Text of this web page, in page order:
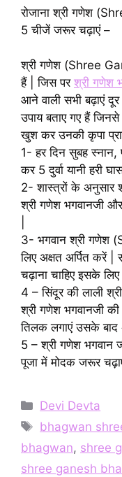
रोजाना श्री गणेश
5 चीजें जरूर चढ़ाएं –
श्री गणेश (Shree
हैं | जिस पर श्री गणेश
आने वाली सभी बढ़ाएं
उपाय बताए गए हैं
खुश कर उनकी कृपा
1- हर दिन सुबह
कर 5 दुर्वा यानी हरी
2- शास्त्रों के अनुसार
श्री गणेश भगवानजी और
3- भगवान श्री गणेश
लिए अक्षत अर्पित करें |
चढ़ाना चाहिए इसके
4 – सिंदूर की लाली
श्री गणेश भगवानजी
तिलक लगाएं उसके बाद
5 – श्री गणेश भगवान
पूजा में मोदक जरूर
Categories
Devi Devta
Tags
bhagwan
bhagwan, shree
shree ganesh